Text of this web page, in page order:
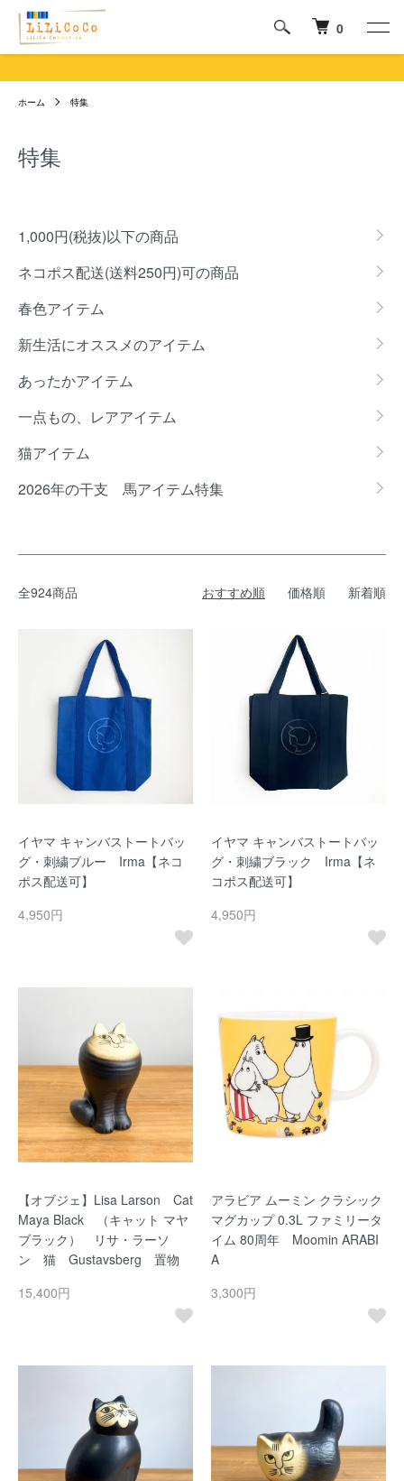
0
ホーム 特集
特集
1,000円(税抜)以下の商品
ネコポス配送(送料250円)可の商品
春色アイテム
新生活にオススメのアイテム
あったかアイテム
一点もの、レアアイテム
猫アイテム
2026年の干支 馬アイテム特集
全924商品 おすすめ順 価格順 新着順
イヤマ キャンバストートバッ
グ・刺繍ブルー Irma【ネコ
ポス配送可】
4,950円
イヤマ キャンバストートバッ
グ・刺繍ブラック Irma【ネ
コポス配送可】
4,950円
【オブジェ】Lisa Larson Cat
Maya Black （キャット マヤ
ブラック） リサ・ラーソ
ン 猫 Gustavsberg 置物
15,400円
アラビア ムーミン クラシック
マグカップ 0.3L ファミリータ
イム 80周年 Moomin ARABI
A
3,300円